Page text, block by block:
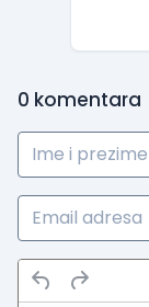
0 komentara